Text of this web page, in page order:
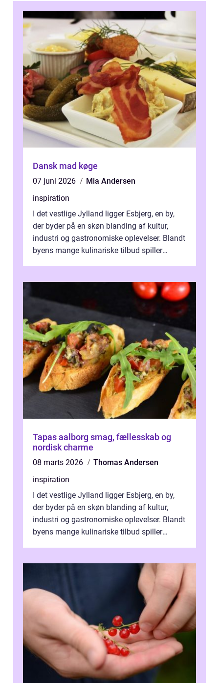
Dansk mad køge
07 juni 2026
Mia Andersen
inspiration
I det vestlige Jylland ligger Esbjerg, en by,
der byder på en skøn blanding af kultur,
industri og gastronomiske oplevelser. Blandt
byens mange kulinariske tilbud spiller
Tapas aalborg smag, fællesskab og
nordisk charme
08 marts 2026
Thomas Andersen
inspiration
I det vestlige Jylland ligger Esbjerg, en by,
der byder på en skøn blanding af kultur,
industri og gastronomiske oplevelser. Blandt
byens mange kulinariske tilbud spiller